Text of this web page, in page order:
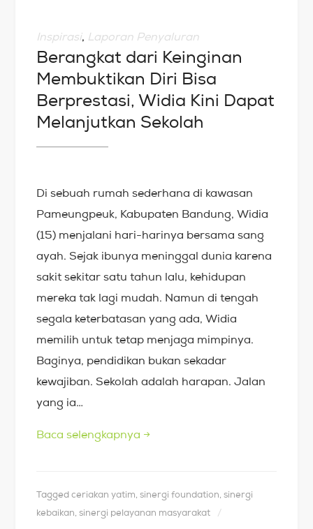
Inspirasi, Laporan Penyaluran
Berangkat dari Keinginan
Membuktikan Diri Bisa
Berprestasi, Widia Kini Dapat
Melanjutkan Sekolah
Di sebuah rumah sederhana di kawasan
Pameungpeuk, Kabupaten Bandung, Widia
(15) menjalani hari-harinya bersama sang
ayah. Sejak ibunya meninggal dunia karena
sakit sekitar satu tahun lalu, kehidupan
mereka tak lagi mudah. Namun di tengah
segala keterbatasan yang ada, Widia
memilih untuk tetap menjaga mimpinya.
Baginya, pendidikan bukan sekadar
kewajiban. Sekolah adalah harapan. Jalan
yang ia…
Baca selengkapnya →
Taggedceriakan yatim ,sinergi foundation ,sinergi
kebaikan ,sinergi pelayanan masyarakat